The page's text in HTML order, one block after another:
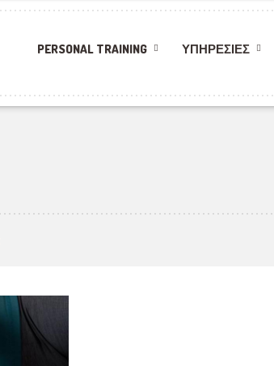
PERSONAL TRAINING ΥΠΗΡΕΣΊΕΣ